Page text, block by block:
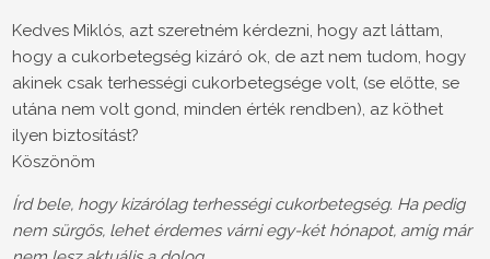
Kedves Miklós, azt szeretném kérdezni, hogy azt láttam,
hogy a cukorbetegség kizáró ok, de azt nem tudom, hogy
akinek csak terhességi cukorbetegsége volt, (se előtte, se
utána nem volt gond, minden érték rendben), az köthet
ilyen biztosítást?
Köszönöm
Írd bele, hogy kizárólag terhességi cukorbetegség. Ha pedig
nem sürgős, lehet érdemes várni egy-két hónapot, amíg már